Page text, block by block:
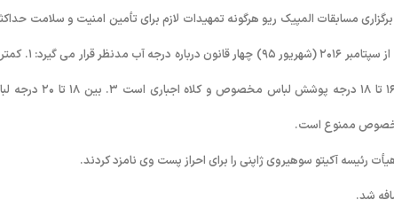
گرفتند. فینا به همراه کمیته برگزاری مسابقات المپیک ریو هرگونه تمهیدات لازم برای تأمین امنیت و سلامت
شناگران زن و مرد ۱۰ کیلومتر آب های آزد المپیک ۲۰۱۶ را درنظر می گیرند. از سپتامبر ۲۰۱۶
درجه ممکن برای آب باید همان ۱۶ درجه باقی بماند ۲. در دمای بین ۱۶ تا ۱۸ درجه پوشش لباس مخصوص و
رئیسه آکیتو سوهیروی ژاپنی را برای احراز پست وی نامزد کردند.